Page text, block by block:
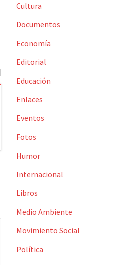
Cultura
Documentos
Economía
Editorial
Educación
Enlaces
Eventos
Fotos
Humor
Internacional
Libros
Medio Ambiente
Movimiento Social
Política